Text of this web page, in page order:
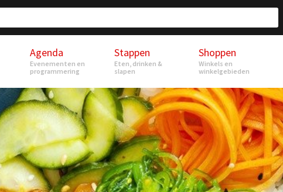
Agenda
Evenementen en
programmering
Stappen
Eten, drinken &
slapen
Shoppen
Winkels en
winkelgebieden